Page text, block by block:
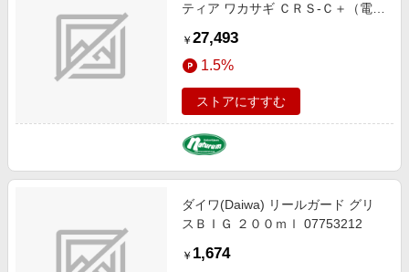
ティア ワカサギ ＣＲＳ-Ｃ＋（電動
グラデーション 03402181
￥ 27,493
1.5%
ストアにすすむ
ダイワ(Daiwa) リールガード グリ
スＢＩＧ ２００ｍｌ 07753212
￥ 1,674